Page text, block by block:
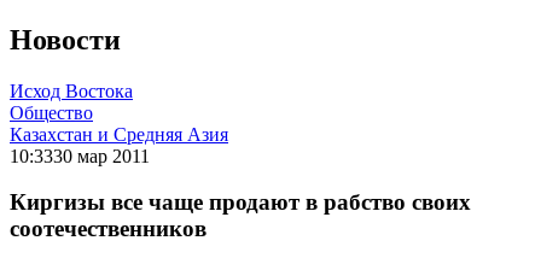
Новости
Исход Востока
Общество
Казахстан и Средняя Азия
10:3330 мар 2011
Киргизы все чаще продают в рабство своих
соотечественников